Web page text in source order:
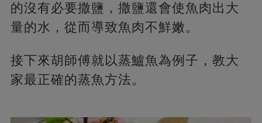
的沒有必要撒鹽，撒鹽還會使魚肉出大
量的水，從而導致魚肉不鮮嫩。
接下來胡師傅就以蒸鱸魚為例子，教大
家最正確的蒸魚方法。